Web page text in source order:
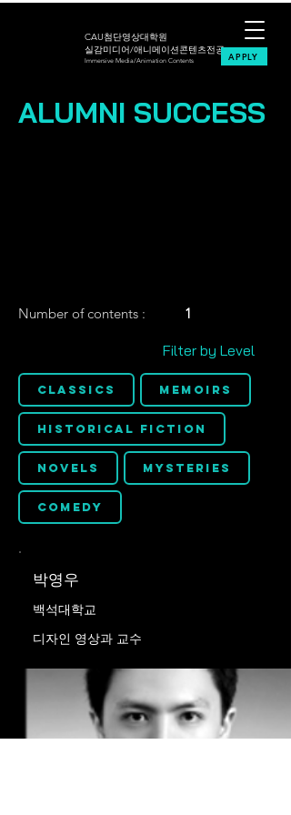
CAU첨단영상대학원
실감미디어/애니메이션콘텐츠전공
Immersive Media/Animation Contents APPLY
ALUMNI SUCCESS
Number of contents : 1
Filter by Level
Classics Memoirs
Historical Fiction
Novels Mysteries
Comedy
박영우
백석대학교
디자인 영상과 교수